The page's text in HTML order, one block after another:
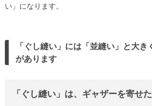
い」になります。
「ぐし縫い」には「並縫い」と大き
があります
「ぐし縫い」は、ギャザーを寄せ